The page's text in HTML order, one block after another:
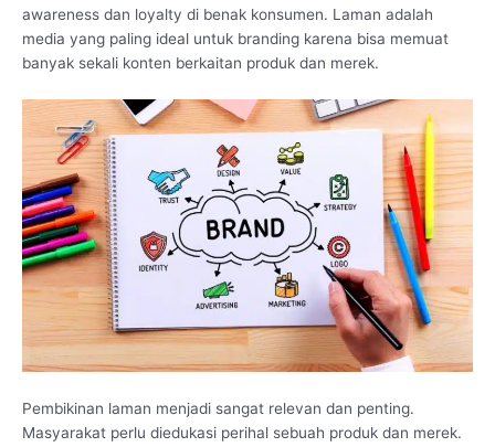
awareness dan loyalty di benak konsumen. Laman adalah
media yang paling ideal untuk branding karena bisa memuat
banyak sekali konten berkaitan produk dan merek.
Pembikinan laman menjadi sangat relevan dan penting.
Masyarakat perlu diedukasi perihal sebuah produk dan merek.